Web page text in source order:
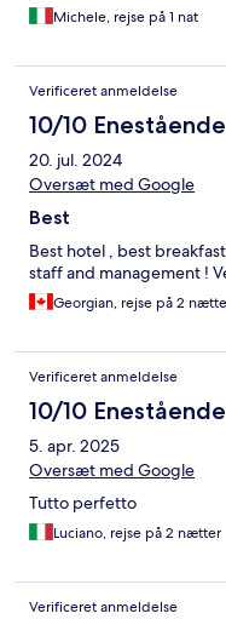
Michele, rejse på 1 nat
Verificeret anmeldelse
10/10 Enestående
20. jul. 2024
Oversæt med Google
Best
Best hotel , best
staff and management !
Georgian, rejse på 2
Verificeret anmeldelse
10/10 Enestående
5. apr. 2025
Oversæt med Google
Tutto perfetto
Luciano, rejse på 2 nætter
Verificeret anmeldelse